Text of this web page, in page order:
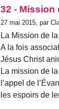
32 - Mission
27 mai 2015, par
La Mission de
A la fois
Jésus Christ
La mission de
l’appel de
les espoirs de